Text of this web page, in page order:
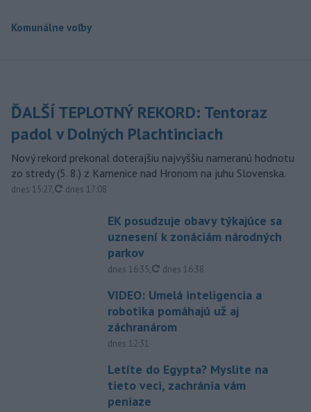
Komunálne voľby
ĎALŠÍ TEPLOTNÝ REKORD: Tentoraz
padol v Dolných Plachtinciach
Nový rekord prekonal doterajšiu najvyššiu nameranú hodnotu
zo stredy (5. 8.) z Kamenice nad Hronom na juhu Slovenska.
dnes 15:27, aktualizované
dnes 17:08
EK posudzuje obavy týkajúce sa
uznesení k zonáciám národných
parkov
dnes 16:35, aktualizované
dnes 16:38
VIDEO: Umelá inteligencia a
robotika pomáhajú už aj
záchranárom
dnes 12:31
Letíte do Egypta? Myslite na
tieto veci, zachránia vám
peniaze